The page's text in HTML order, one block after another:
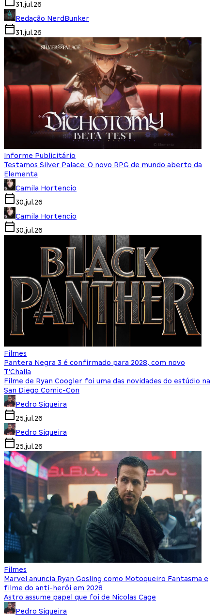
31.jul.26
Redação NerdBunker
31.jul.26
Informe Publicitário
Testamos Silver Palace: O novo RPG de mundo aberto da
Elementa
Camila Hortencio
30.jul.26
Camila Hortencio
30.jul.26
Filmes
Pantera Negra 3 é confirmado para 2028, com novo
T'Challa
Filme de Ryan Coogler foi uma das novidades do estúdio na
San Diego Comic-Con
Pedro Siqueira
25.jul.26
Pedro Siqueira
25.jul.26
Filmes
Marvel anuncia Ryan Gosling como Motoqueiro Fantasma e
filme do anti-herói em 2028
Astro assume papel que foi de Nicolas Cage
Pedro Siqueira